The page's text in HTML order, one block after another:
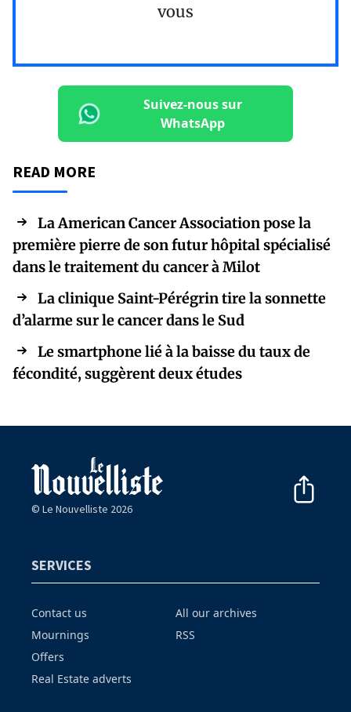
vous
Suivez-nous sur
WhatsApp
READ MORE
La American Cancer Association pose la
première pierre de son futur hôpital spécialisé
dans le traitement du cancer à Milot
La clinique Saint-Pérégrin tire la sonnette
d’alarme sur le cancer dans le Sud
Le smartphone lié à la baisse du taux de
fécondité, suggèrent deux études
© Le Nouvelliste 2026
SERVICES
Contact us
Mournings
Offers
Real Estate adverts
All our archives
RSS